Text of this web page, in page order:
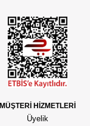
MÜŞTERİ HİZMETLERİ
Üyelik